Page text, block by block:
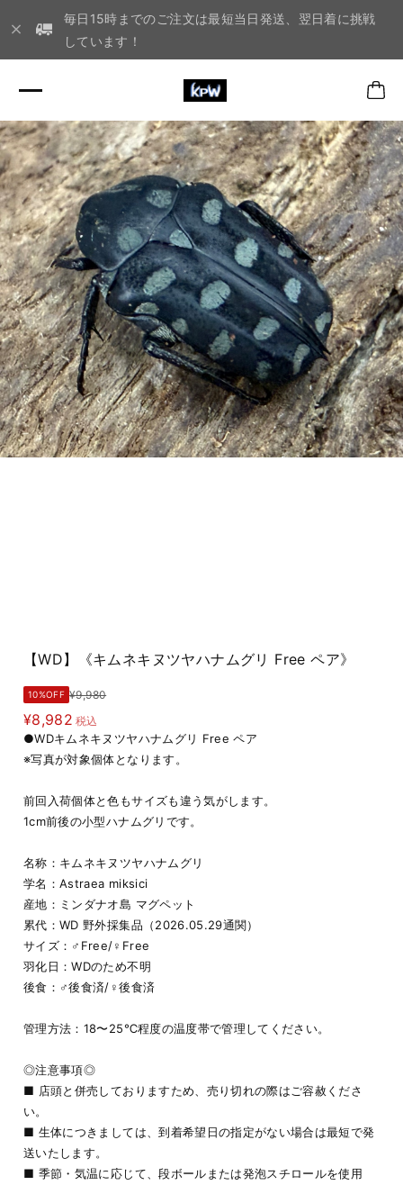
毎日15時までのご注文は最短当日発送、翌日着に挑戦
しています！
【WD】《キムネキヌツヤハナムグリ Free ペア》
10%OFF ¥9,980
¥8,982 税込
●WDキムネキヌツヤハナムグリ Free ペア
※写真が対象個体となります。
前回入荷個体と色もサイズも違う気がします。
1cm前後の小型ハナムグリです。
名称：キムネキヌツヤハナムグリ
学名：Astraea miksici
産地：ミンダナオ島 マグペット
累代：WD 野外採集品（2026.05.29通関）
サイズ：♂Free/♀Free
羽化日：WDのため不明
後食：♂後食済/♀後食済
管理方法：18〜25℃程度の温度帯で管理してください。
◎注意事項◎
■ 店頭と併売しておりますため、売り切れの際はご容赦くださ
い。
■ 生体につきましては、到着希望日の指定がない場合は最短で発
送いたします。
■ 季節・気温に応じて、段ボールまたは発泡スチロールを使用